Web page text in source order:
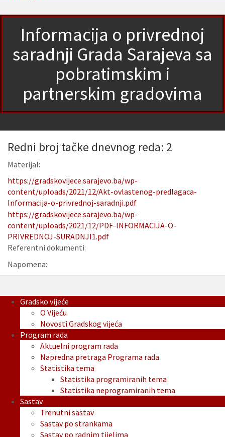
Informacija o privrednoj
saradnji Grada Sarajeva sa
pobratimskim i
partnerskim gradovima
Redni broj tačke dnevnog reda: 2
Materijal:
https://gradskovijece.sarajevo.ba/wp-
content/uploads/2021/12/Akt-ovlastenog-predlagaca-
Informacija-o-privrednoj-saradnji.pdf
https://gradskovijece.sarajevo.ba/wp-
content/uploads/2021/12/PDF-INFORMACIJA-O-
PRIVREDNOJ-SURADNJI1.pdf
Referentni dokumenti:
Napomena:
Gradsko vijeće
O Vijeću
Novosti Gradskog vijeća
Program rada
Aktuelni program rada
Napredna pretraga Programa rada
Statistika tema
Statistika programiranih tema
Statistika neprogramiranih tema
Sastav
Trenutni sastav
Sastav po strankama
Sastav po radnim tijelima